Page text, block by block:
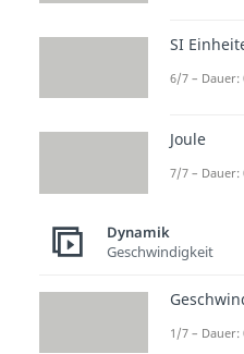
SI
6/7 – Dauer:
Joule
7/7 – Dauer:
Dynamik
Geschwindigkeit
1/7 – Dauer: